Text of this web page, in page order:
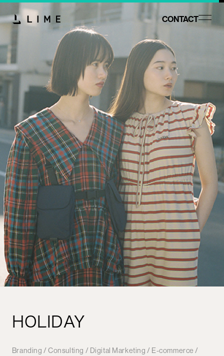
CONTACT
HOLIDAY
Branding / Consulting / Digital Marketing / E-commerce /